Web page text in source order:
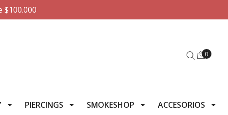
$100.000
0
PIERCINGS SMOKESHOP ACCESORIOS